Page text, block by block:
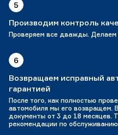
5
Производим контроль
Проверяем все дважды. Делаем
6
Возвращаем исправный
гарантией
После того, как полностью
автомобиля мы его возвращем.
документы от 3 до 18 месяцев.
рекомендации по